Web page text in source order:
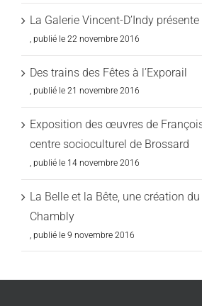
La Galerie Vincent-D’Indy
22 novembre 2016
Des trains des Fêtes à l’Exporail
21 novembre 2016
Exposition des œuvres de
centre socioculturel de Brossard
14 novembre 2016
La Belle et la Bête, une création
Chambly
9 novembre 2016